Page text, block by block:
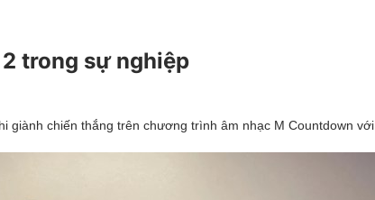
tiêu biểu
trong sự nghiệp
giành chiến thắng trên chương trình âm nhạc M Countdown với